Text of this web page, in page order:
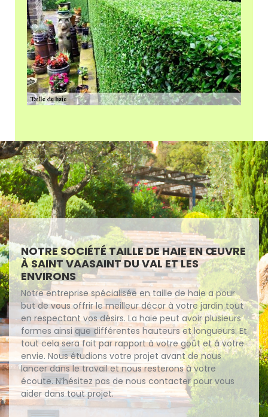
NOTRE SOCIÉTÉ TAILLE DE HAIE EN ŒUVRE
À SAINT VAASAINT DU VAL ET LES
ENVIRONS
Notre entreprise spécialisée en taille de haie a pour
but de vous offrir le meilleur décor à votre jardin tout
en respectant vos désirs. La haie peut avoir plusieurs
formes ainsi que différentes hauteurs et longueurs. Et
tout cela sera fait par rapport à votre goût et à votre
envie. Nous étudions votre projet avant de nous
lancer dans le travail et nous resterons à votre
écoute. N’hésitez pas de nous contacter pour vous
aider dans tout projet.